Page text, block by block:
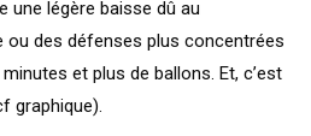
légère baisse dû au
ou des défenses plus concentrées
et plus de ballons. Et, c’est
graphique).